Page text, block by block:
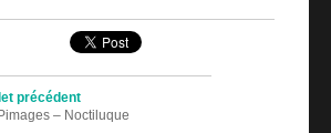
précédent
– Noctiluque